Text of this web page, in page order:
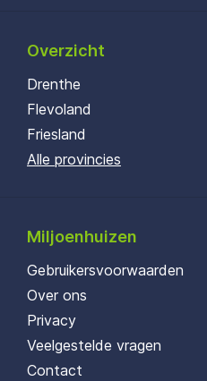
Overzicht
Drenthe
Flevoland
Friesland
Alle provincies
Miljoenhuizen
Gebruikersvoorwaarden
Over ons
Privacy
Veelgestelde vragen
Contact